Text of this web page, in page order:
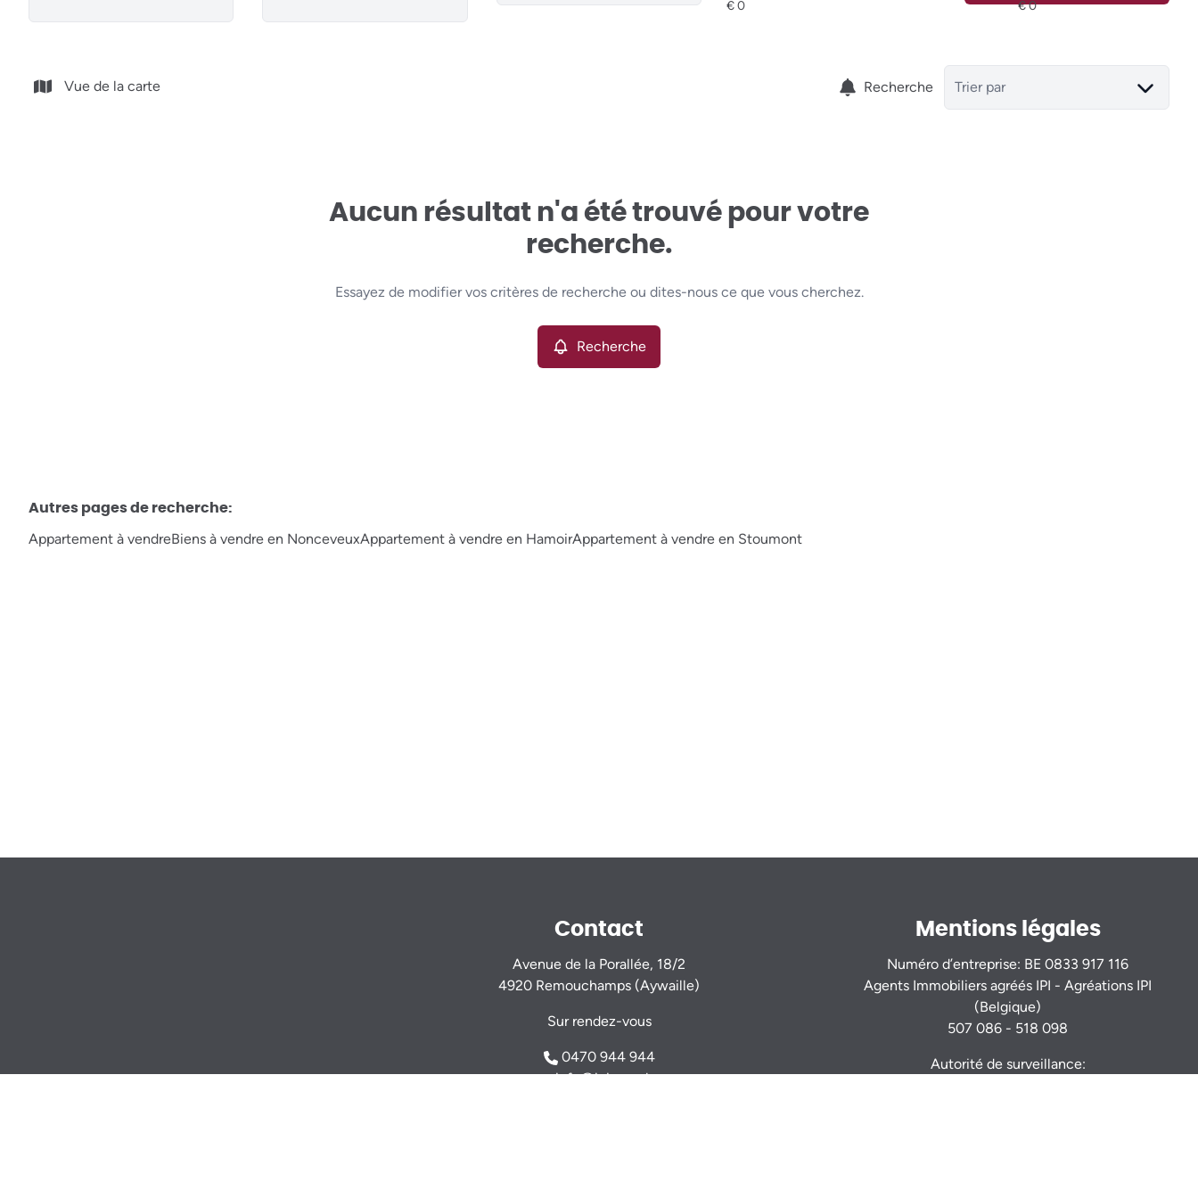
Vue de la carte Recherche Trier par
Aucun résultat n'a été trouvé pour votre
recherche.
Essayez de modifier vos critères de recherche ou dites-nous ce que vous cherchez.
Recherche
Autres pages de recherche:
Appartement à vendreBiens à vendre en NonceveuxAppartement à vendre en HamoirAppartement à vendre en Stoumont
Contact
Avenue de la Porallée, 18/2
4920 Remouchamps (Aywaille)
Sur rendez-vous
0470 944 944
info@igimmo.be
Mentions légales
Numéro d’entreprise: BE 0833 917 116
Agents Immobiliers agréés IPI - Agréations IPI
(Belgique)
507 086 - 518 098
Autorité de surveillance: